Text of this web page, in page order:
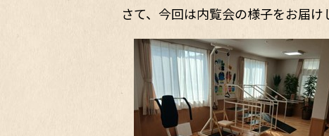
さて、今回は内覧会の様子をお届け